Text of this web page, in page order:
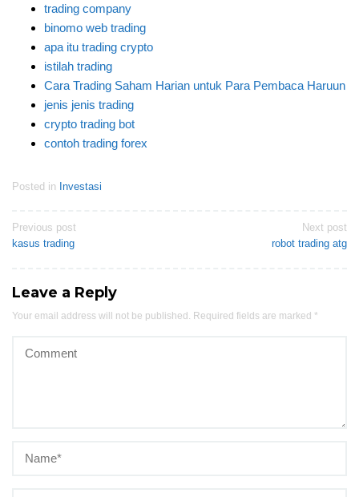
trading company
binomo web trading
apa itu trading crypto
istilah trading
Cara Trading Saham Harian untuk Para Pembaca Haruun
jenis jenis trading
crypto trading bot
contoh trading forex
Posted in Investasi
Post
navigation
Previous post
kasus trading
Next post
robot trading atg
Leave a Reply
Your email address will not be published. Required fields are marked *